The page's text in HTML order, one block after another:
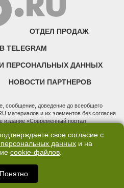
ОТДЕЛ ПРОДАЖ
TELEGRAM
ПЕРСОНАЛЬНЫХ ДАННЫХ
НОВОСТИ ПАРТНЕРОВ
сообщение, доведение до всеобщего
материалов и их элементов без согласия
издание «Современный портал
технологий и массовых коммуникаций
ЭЛ № ФС 77 - 76634 от 02.09.2019
ответственностью "66.ру". Юридический
и отдела продаж: 620014, Свердловская
д. 3, оф. 7015, +7 (343) 288-50-66
Дмитрий Владимирович
свое согласие с
данных и на
cookie-файлов.
Понятно